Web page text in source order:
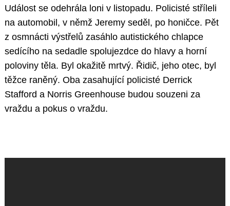
Událost se odehrála loni v listopadu. Policisté stříleli
na automobil, v němž Jeremy seděl, po honičce. Pět
z osmnácti výstřelů zasáhlo autistického chlapce
sedícího na sedadle spolujezdce do hlavy a horní
poloviny těla. Byl okažitě mrtvý. Řidič, jeho otec, byl
těžce raněný. Oba zasahující policisté Derrick
Stafford a Norris Greenhouse budou souzeni za
vraždu a pokus o vraždu.